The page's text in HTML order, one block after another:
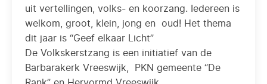
uit vertellingen, volks- en koorzang. Iedereen is
welkom, groot, klein, jong en oud! Het thema
dit jaar is “Geef elkaar Licht”
De Volkskerstzang is een initiatief van de
Barbarakerk Vreeswijk, PKN gemeente “De